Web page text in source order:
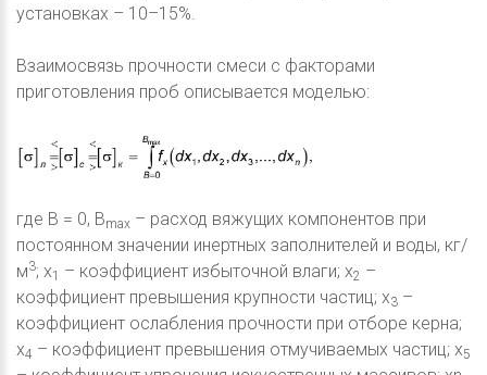
установках – 10–15%.
Взаимосвязь прочности смеси с факторами
приготовления проб описывается моделью:
где В = 0, Вmаx – расход вяжущих компонентов при
постоянном значении инертных заполнителей и воды, кг/
м3; x1 – коэффициент избыточной влаги; x2 –
коэффициент превышения крупности частиц; x3 –
коэффициент ослабления прочности при отборе керна;
x4 – коэффициент превышения отмучиваемых частиц; x5